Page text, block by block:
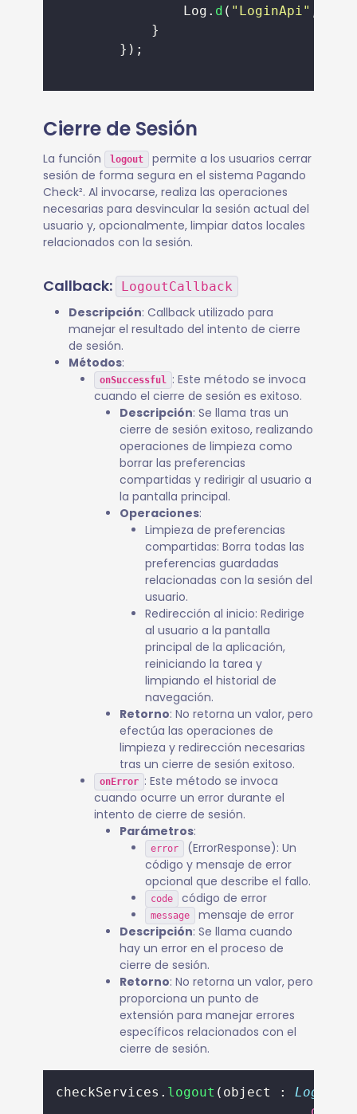
                Log.
d ( " LoginApi"
            }
        });
Cierre de Sesión
La función logout
permite a los usuarios cerrar
sesión de forma segura en el sistema Pagando
Check². Al invocarse, realiza las operaciones
necesarias para desvincular la sesión actual del
usuario y, opcionalmente, limpiar datos locales
relacionados con la sesión.
Callback: LogoutCallback
Descripción: Callback utilizado para
manejar el resultado del intento de cierre
de sesión.
Métodos:
onSuccessful : Este método se invoca
cuando el cierre de sesión es exitoso.
Descripción: Se llama tras un
cierre de sesión exitoso, realizando
operaciones de limpieza como
borrar las preferencias
compartidas y redirigir al usuario a
la pantalla principal.
Operaciones:
Limpieza de preferencias
compartidas: Borra todas las
preferencias guardadas
relacionadas con la sesión del
usuario.
Redirección al inicio: Redirige
al usuario a la pantalla
principal de la aplicación,
reiniciando la tarea y
limpiando el historial de
navegación.
Retorno: No retorna un valor, pero
efectúa las operaciones de
limpieza y redirección necesarias
tras un cierre de sesión exitoso.
onError : Este método se invoca
cuando ocurre un error durante el
intento de cierre de sesión.
Parámetros:
error
(ErrorResponse): Un
código y mensaje de error
opcional que describe el fallo.
code código de error
message
mensaje de error
Descripción: Se llama cuando
hay un error en el proceso de
cierre de sesión.
Retorno: No retorna un valor, pero
proporciona un punto de
extensión para manejar errores
específicos relacionados con el
cierre de sesión.
checkServices. logout (object :